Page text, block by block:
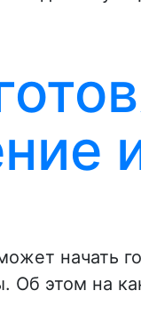
начать
Об этом на